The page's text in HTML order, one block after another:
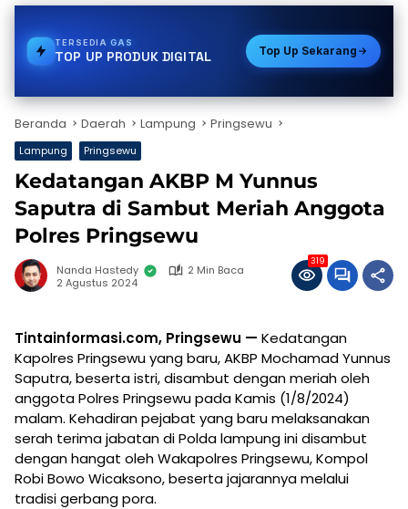
TERSEDIAPDAM
TOP UP PRODUK DIGITAL Top Up Sekarang
Beranda Daerah Lampung Pringsewu
Lampung Pringsewu
Kedatangan AKBP M Yunnus
Saputra di Sambut Meriah Anggota
Polres Pringsewu
Nanda Hastedy
2 Min Baca
2 Agustus 2024
319
Tintainformasi.com, Pringsewu — Kedatangan
Kapolres Pringsewu yang baru, AKBP Mochamad Yunnus
Saputra, beserta istri, disambut dengan meriah oleh
anggota Polres Pringsewu pada Kamis (1/8/2024)
malam. Kehadiran pejabat yang baru melaksanakan
serah terima jabatan di Polda lampung ini disambut
dengan hangat oleh Wakapolres Pringsewu, Kompol
Robi Bowo Wicaksono, beserta jajarannya melalui
tradisi gerbang pora.